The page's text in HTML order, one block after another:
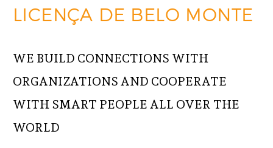
LICENÇA DE BELO MONTE
WE BUILD CONNECTIONS WITH
ORGANIZATIONS AND COOPERATE
WITH SMART PEOPLE ALL OVER THE
WORLD